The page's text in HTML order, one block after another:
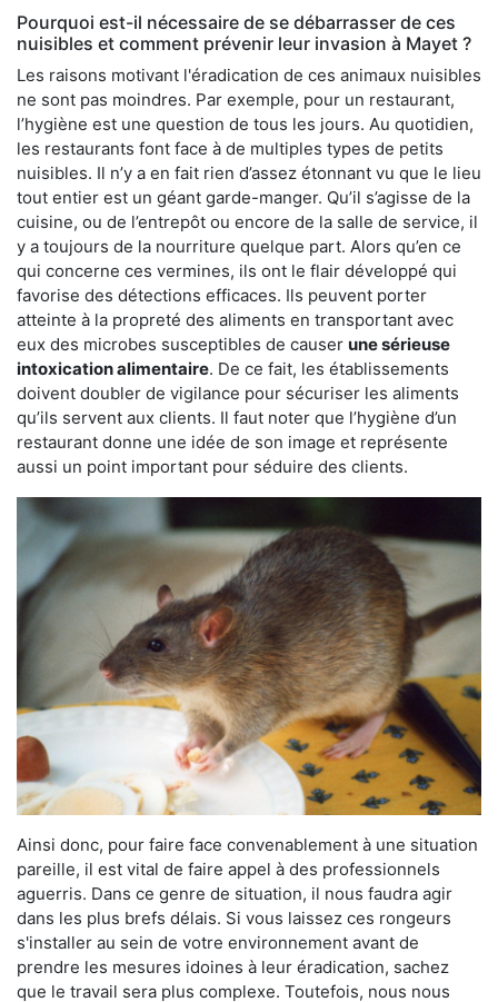
Pourquoi est-il nécessaire de se débarrasser de ces
nuisibles et comment prévenir leur invasion à Mayet ?
Les raisons motivant l'éradication de ces animaux nuisibles
ne sont pas moindres. Par exemple, pour un restaurant,
l’hygiène est une question de tous les jours. Au quotidien,
les restaurants font face à de multiples types de petits
nuisibles. Il n’y a en fait rien d’assez étonnant vu que le lieu
tout entier est un géant garde-manger. Qu’il s’agisse de la
cuisine, ou de l’entrepôt ou encore de la salle de service, il
y a toujours de la nourriture quelque part. Alors qu’en ce
qui concerne ces vermines, ils ont le flair développé qui
favorise des détections efficaces. Ils peuvent porter
atteinte à la propreté des aliments en transportant avec
eux des microbes susceptibles de causer une sérieuse
intoxication alimentaire. De ce fait, les établissements
doivent doubler de vigilance pour sécuriser les aliments
qu’ils servent aux clients. Il faut noter que l’hygiène d’un
restaurant donne une idée de son image et représente
aussi un point important pour séduire des clients.
Ainsi donc, pour faire face convenablement à une situation
pareille, il est vital de faire appel à des professionnels
aguerris. Dans ce genre de situation, il nous faudra agir
dans les plus brefs délais. Si vous laissez ces rongeurs
s'installer au sein de votre environnement avant de
prendre les mesures idoines à leur éradication, sachez
que le travail sera plus complexe. Toutefois, nous nous